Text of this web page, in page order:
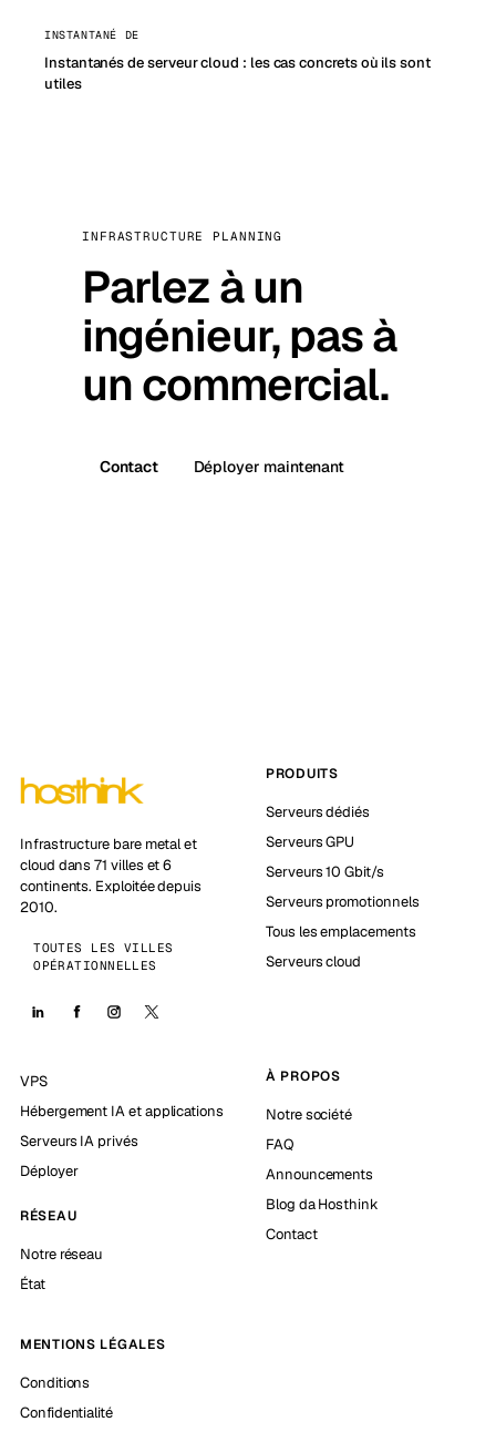
INSTANTANÉ DE
Instantanés de serveur cloud : les cas concrets où ils sont
utiles
INFRASTRUCTURE PLANNING
Parlez à un
ingénieur, pas à
un commercial.
Contact Déployer maintenant
Infrastructure bare metal et
cloud dans 71 villes et 6
continents. Exploitée depuis
2010.
TOUTES LES VILLES
OPÉRATIONNELLES
PRODUITS
Serveurs dédiés
Serveurs GPU
Serveurs 10 Gbit/s
Serveurs promotionnels
Tous les emplacements
Serveurs cloud
VPS
Hébergement IA et applications
Serveurs IA privés
Déployer
RÉSEAU
Notre réseau
État
À PROPOS
Notre société
FAQ
Announcements
Blog da Hosthink
Contact
MENTIONS LÉGALES
Conditions
Confidentialité